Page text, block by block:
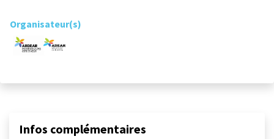
Organisateur(s)
Infos complémentaires